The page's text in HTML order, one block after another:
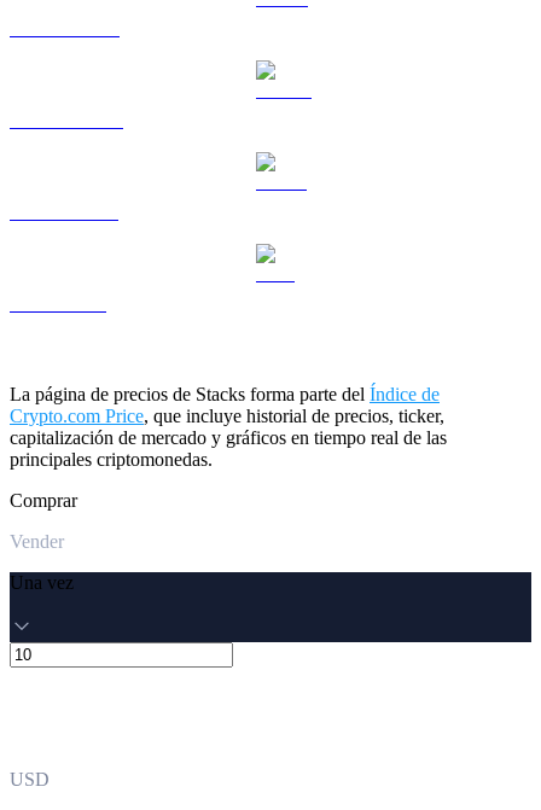
La página de precios de Stacks forma parte del Índice de
Crypto.com Price, que incluye historial de precios, ticker,
capitalización de mercado y gráficos en tiempo real de las
principales criptomonedas.
Comprar
Vender
Una vez
USD